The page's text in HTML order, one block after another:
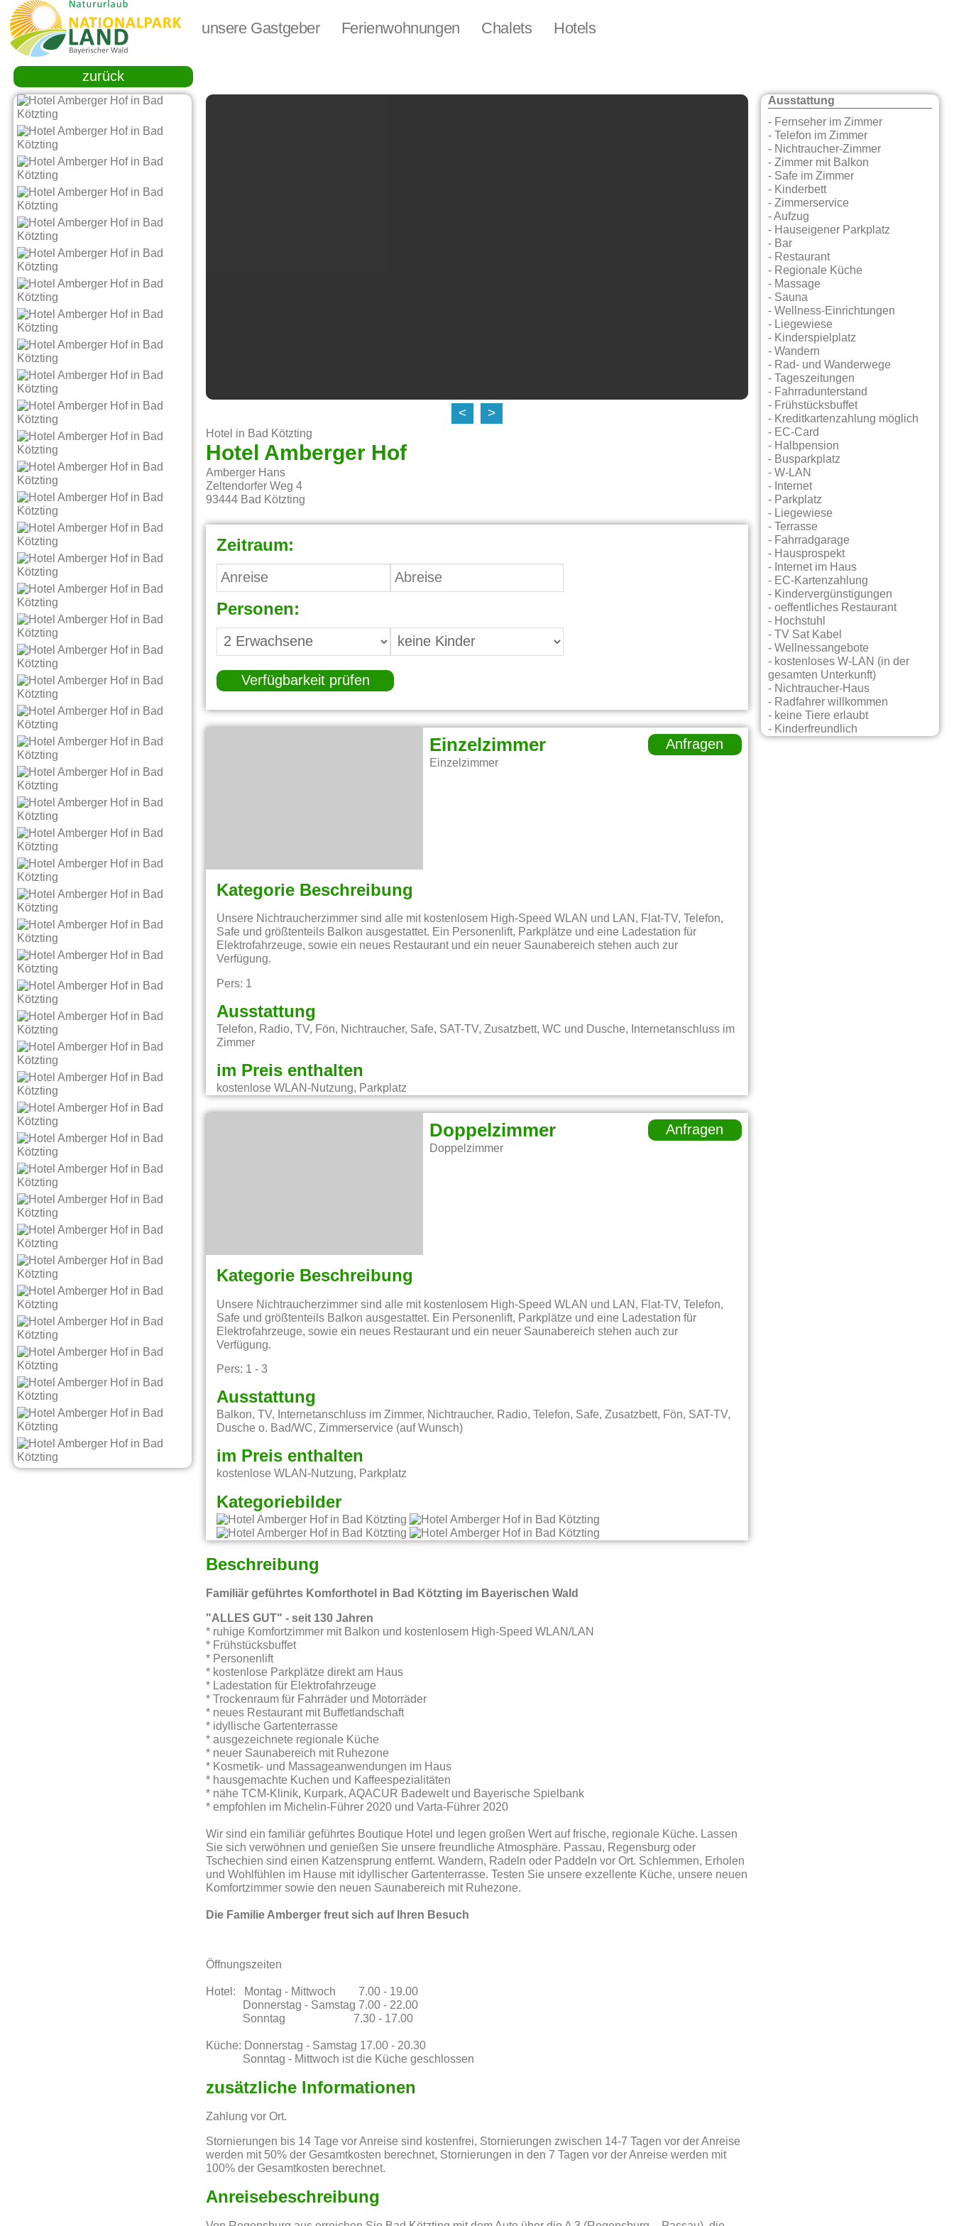
unsere Gastgeber Ferienwohnungen Chalets Hotels
zurück
< >
Hotel in Bad Kötzting
Hotel Amberger Hof
Amberger Hans
Zeltendorfer Weg 4
93444 Bad Kötzting
Zeitraum:
Personen:
Verfügbarkeit prüfen
Einzelzimmer
Einzelzimmer
Anfragen
Kategorie Beschreibung
Unsere Nichtraucherzimmer sind alle mit kostenlosem High-Speed WLAN und LAN, Flat-TV, Telefon,
Safe und größtenteils Balkon ausgestattet. Ein Personenlift, Parkplätze und eine Ladestation für
Elektrofahrzeuge, sowie ein neues Restaurant und ein neuer Saunabereich stehen auch zur
Verfügung.
Pers: 1
Ausstattung
Telefon, Radio, TV, Fön, Nichtraucher, Safe, SAT-TV, Zusatzbett, WC und Dusche, Internetanschluss im
Zimmer
im Preis enthalten
kostenlose WLAN-Nutzung, Parkplatz
Doppelzimmer
Doppelzimmer
Anfragen
Kategorie Beschreibung
Unsere Nichtraucherzimmer sind alle mit kostenlosem High-Speed WLAN und LAN, Flat-TV, Telefon,
Safe und größtenteils Balkon ausgestattet. Ein Personenlift, Parkplätze und eine Ladestation für
Elektrofahrzeuge, sowie ein neues Restaurant und ein neuer Saunabereich stehen auch zur
Verfügung.
Pers: 1 - 3
Ausstattung
Balkon, TV, Internetanschluss im Zimmer, Nichtraucher, Radio, Telefon, Safe, Zusatzbett, Fön, SAT-TV,
Dusche o. Bad/WC, Zimmerservice (auf Wunsch)
im Preis enthalten
kostenlose WLAN-Nutzung, Parkplatz
Kategoriebilder
Beschreibung
Familiär geführtes Komforthotel in Bad Kötzting im Bayerischen Wald
"ALLES GUT" - seit 130 Jahren
* ruhige Komfortzimmer mit Balkon und kostenlosem High-Speed WLAN/LAN
* Frühstücksbuffet
* Personenlift
* kostenlose Parkplätze direkt am Haus
* Ladestation für Elektrofahrzeuge
* Trockenraum für Fahrräder und Motorräder
* neues Restaurant mit Buffetlandschaft
* idyllische Gartenterrasse
* ausgezeichnete regionale Küche
* neuer Saunabereich mit Ruhezone
* Kosmetik- und Massageanwendungen im Haus
* hausgemachte Kuchen und Kaffeespezialitäten
* nähe TCM-Klinik, Kurpark, AQACUR Badewelt und Bayerische Spielbank
* empfohlen im Michelin-Führer 2020 und Varta-Führer 2020
Wir sind ein familiär geführtes Boutique Hotel und legen großen Wert auf frische, regionale Küche. Lassen
Sie sich verwöhnen und genießen Sie unsere freundliche Atmosphäre. Passau, Regensburg oder
Tschechien sind einen Katzensprung entfernt. Wandern, Radeln oder Paddeln vor Ort. Schlemmen, Erholen
und Wohlfühlen im Hause mit idyllischer Gartenterrasse. Testen Sie unsere exzellente Küche, unsere neuen
Komfortzimmer sowie den neuen Saunabereich mit Ruhezone.
Die Familie Amberger freut sich auf Ihren Besuch
Öffnungszeiten
Hotel: Montag - Mittwoch 7.00 - 19.00
Donnerstag - Samstag 7.00 - 22.00
Sonntag 7.30 - 17.00
Küche: Donnerstag - Samstag 17.00 - 20.30
Sonntag - Mittwoch ist die Küche geschlossen
zusätzliche Informationen
Zahlung vor Ort.
Stornierungen bis 14 Tage vor Anreise sind kostenfrei, Stornierungen zwischen 14-7 Tagen vor der Anreise
werden mit 50% der Gesamtkosten berechnet, Stornierungen in den 7 Tagen vor der Anreise werden mit
100% der Gesamtkosten berechnet.
Anreisebeschreibung
Ausstattung
- Fernseher im Zimmer
- Telefon im Zimmer
- Nichtraucher-Zimmer
- Zimmer mit Balkon
- Safe im Zimmer
- Kinderbett
- Zimmerservice
- Aufzug
- Hauseigener Parkplatz
- Bar
- Restaurant
- Regionale Küche
- Massage
- Sauna
- Wellness-Einrichtungen
- Liegewiese
- Kinderspielplatz
- Wandern
- Rad- und Wanderwege
- Tageszeitungen
- Fahrradunterstand
- Frühstücksbuffet
- Kreditkartenzahlung möglich
- EC-Card
- Halbpension
- Busparkplatz
- W-LAN
- Internet
- Parkplatz
- Liegewiese
- Terrasse
- Fahrradgarage
- Hausprospekt
- Internet im Haus
- EC-Kartenzahlung
- Kindervergünstigungen
- oeffentliches Restaurant
- Hochstuhl
- TV Sat Kabel
- Wellnessangebote
- kostenloses W-LAN (in der
gesamten Unterkunft)
- Nichtraucher-Haus
- Radfahrer willkommen
- keine Tiere erlaubt
- Kinderfreundlich